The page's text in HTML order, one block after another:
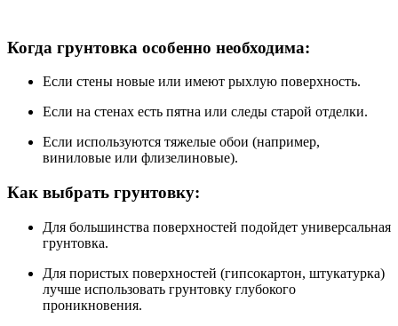
Когда грунтовка особенно необходима:
Если стены новые или имеют рыхлую поверхность.
Если на стенах есть пятна или следы старой отделки.
Если используются тяжелые обои (например,
виниловые или флизелиновые).
Как выбрать грунтовку:
Для большинства поверхностей подойдет универсальная
грунтовка.
Для пористых поверхностей (гипсокартон, штукатурка)
лучше использовать грунтовку глубокого
проникновения.